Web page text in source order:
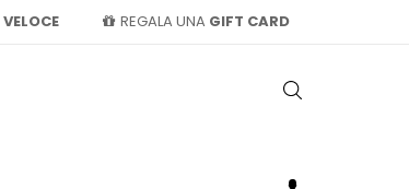
VELOCE REGALA UNA GIFT CARD